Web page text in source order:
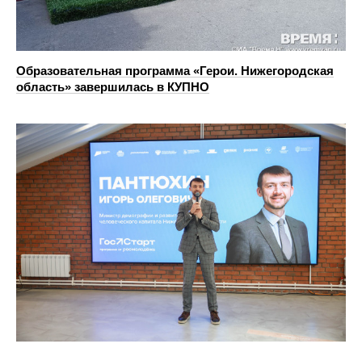
Образовательная программа «Герои. Нижегородская
область» завершилась в КУПНО